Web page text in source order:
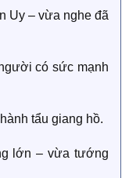
Uy – vừa nghe đã
có sức mạnh
tẩu giang hồ.
lớn – vừa tướng